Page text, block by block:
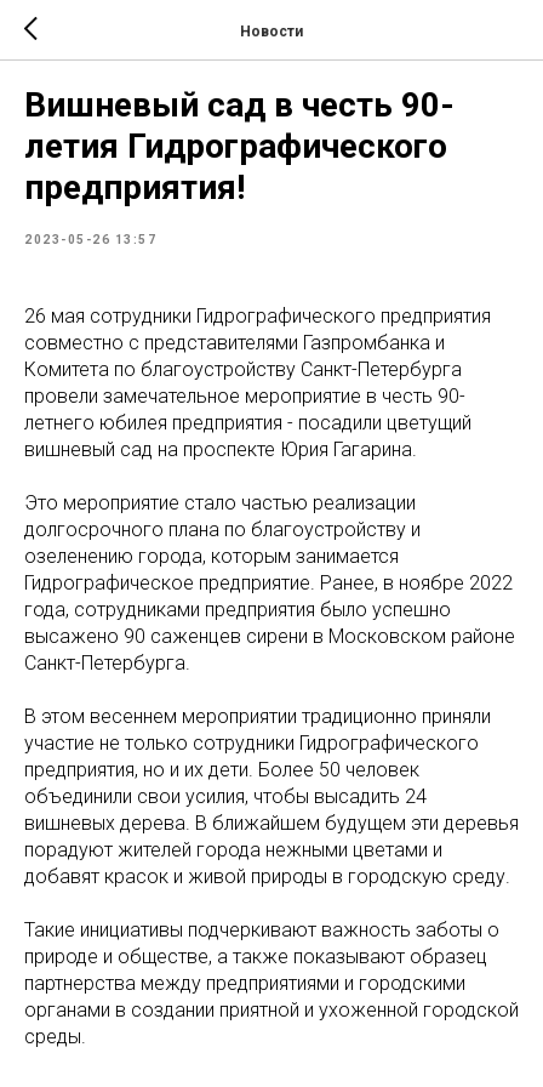
Новости
Вишневый сад в честь 90-
летия Гидрографического
предприятия!
2023-05-26 13:57
26 мая​ сотрудники​ Гидрографического предприятия
совместно с представителями​ Газпромбанка​ и​
Комитета по благоустройству Санкт-Петербурга
провели замечательное мероприятие в честь​ 90-
летнего юбилея​ предприятия - посадили цветущий​
вишневый сад​ на проспекте Юрия Гагарина.
Это мероприятие стало частью реализации
долгосрочного плана по благоустройству и
озеленению города, которым занимается​
Гидрографическое предприятие. Ранее, в ноябре 2022
года, сотрудниками предприятия было успешно
высажено​ 90 саженцев сирени​ в Московском районе
Санкт-Петербурга.
В этом весеннем мероприятии традиционно приняли
участие не только сотрудники​ Гидрографического
предприятия, но и их дети. Более​ 50 человек​
объединили свои усилия, чтобы высадить​ 24
вишневых дерева. В ближайшем будущем эти деревья
порадуют жителей города нежными цветами и
добавят красок и живой природы в городскую среду.
Такие инициативы подчеркивают важность заботы о
природе и обществе, а также показывают образец
партнерства между предприятиями и городскими
органами в создании приятной и ухоженной городской
среды.